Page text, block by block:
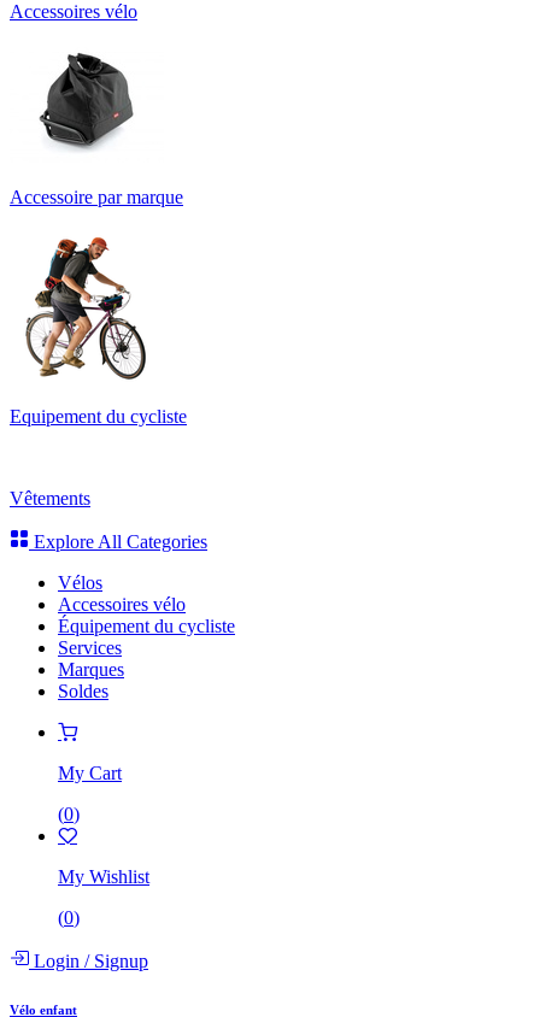
Accessoires vélo
Accessoire par marque
Equipement du cycliste
Vêtements
Explore All Categories
Vélos
Accessoires vélo
Équipement du cycliste
Services
Marques
Soldes
My Cart
(0)
My Wishlist
(0)
Login /Signup
Vélo enfant